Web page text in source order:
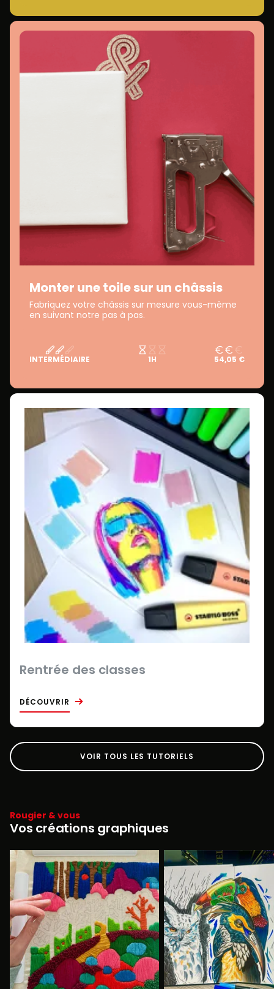
Monter une toile sur un châssis
Fabriquez votre châssis sur mesure vous-même
en suivant notre pas à pas.
INTERMÉDIAIRE 1H 54,05 €
Rentrée des classes
DÉCOUVRIR
VOIR TOUS LES TUTORIELS
Rougier & vous
Vos créations graphiques